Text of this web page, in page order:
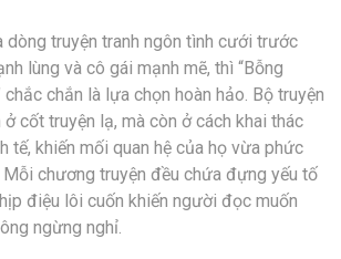
dòng truyện tranh ngôn tình cưới trước
lùng và cô gái mạnh mẽ, thì “Bỗng
chắn là lựa chọn hoàn hảo. Bộ truyện
cốt truyện lạ, mà còn ở cách khai thác
tế, khiến mối quan hệ của họ vừa phức
chương truyện đều chứa đựng yếu tố
điệu lôi cuốn khiến người đọc muốn
ngừng nghỉ.